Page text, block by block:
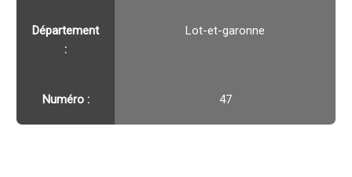
Département
:
Lot-et-garonne
Numéro : 47